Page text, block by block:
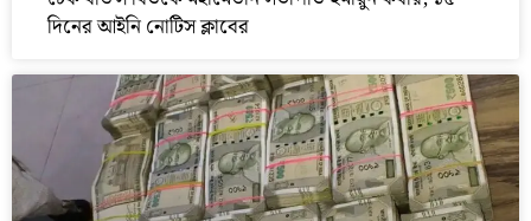
দিনের আইনি নোটিস ক্লাবের